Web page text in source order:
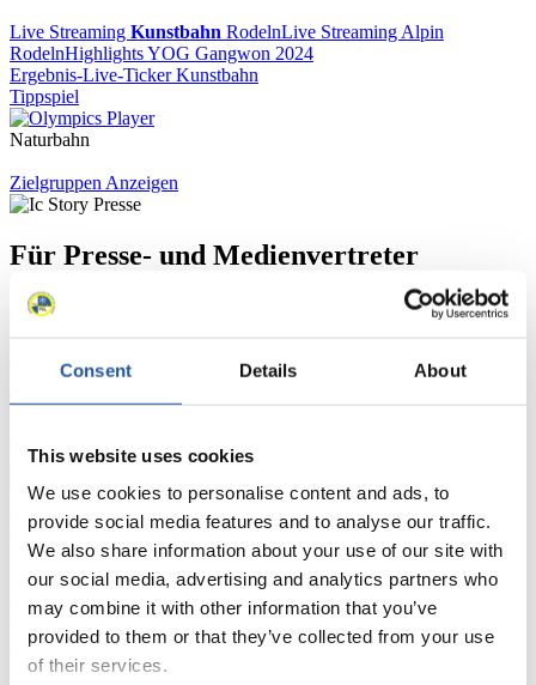
Consent Details About
This website uses cookies
We use cookies to personalise content and ads, to
provide social media features and to analyse our traffic.
We also share information about your use of our site with
our social media, advertising and analytics partners who
may combine it with other information that you’ve
provided to them or that they’ve collected from your use
of their services.
Live Streaming Kunstbahn RodelnLive Streaming Alpin
RodelnHighlights YOG Gangwon 2024
Ergebnis-Live-Ticker Kunstbahn
Tippspiel
Naturbahn
Zielgruppen Anzeigen
Für Presse- und Medienvertreter
Hier finden Sie Informationen für Presse- und Medienvertreter. Sie
beantragen, die Grundregeln des Rennrodelsports einsehen und
Für Nationale Verbände
Hier können Sie sich über allgemeine Neuigkeiten informieren, das
aktuelle Regelwerk sowie Richtlinien zu Wettkämpfen, Anti-Doping
und Fairplay nachlesen, auf Athletenbiographien zugreifen,
Ausschreibungen für Wettkämpfe herunterladen, sowie auf die
Mitgliedersektion zugreifen.